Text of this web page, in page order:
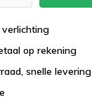
verlichting
op rekening
snelle levering